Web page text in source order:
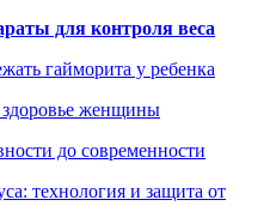
для контроля веса
гайморита у ребенка
здоровье женщины
до современности
технология и защита от